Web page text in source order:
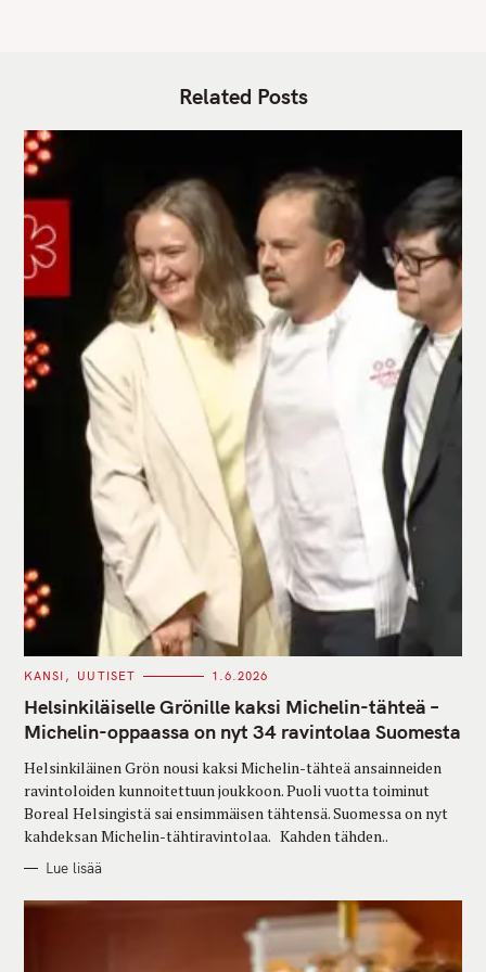
Related Posts
C
T
E
G
O
I
S
KANSI UUTISET 1.6.2026
Helsinkiläiselle Grönille kaksi Michelin-tähteä –
Michelin-oppaassa on nyt 34 ravintolaa Suomesta
Helsinkiläinen Grön nousi kaksi Michelin-tähteä ansainneiden
ravintoloiden kunnoitettuun joukkoon. Puoli vuotta toiminut
Boreal Helsingistä sai ensimmäisen tähtensä. Suomessa on nyt
kahdeksan Michelin-tähtiravintolaa. Kahden tähden..
Lue lisää